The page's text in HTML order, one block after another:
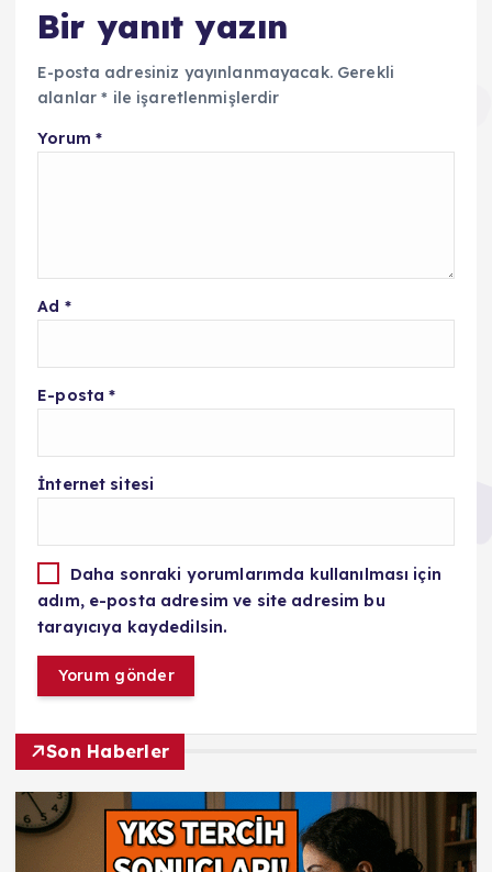
Bir yanıt yazın
E-posta adresiniz yayınlanmayacak. Gerekli
alanlar* ile işaretlenmişlerdir
Yorum *
Ad *
E-posta*
İnternet sitesi
Daha sonraki yorumlarımda kullanılması için
adım, e-posta adresim ve site adresim bu
tarayıcıya kaydedilsin.
Son Haberler